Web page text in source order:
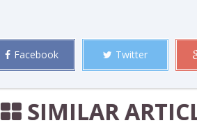
Facebook Twitter
SIMILAR